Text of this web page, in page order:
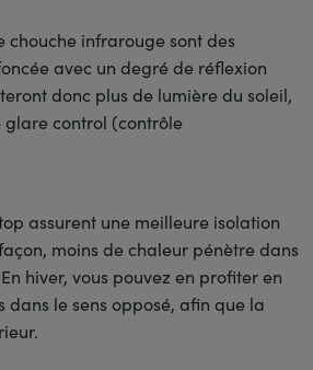
chouche infrarouge sont des
avec un degré de réflexion
donc plus de lumière du soleil,
glare control (contrôle
assurent une meilleure isolation
moins de chaleur pénètre dans
hiver, vous pouvez en profiter en
dans le sens opposé, afin que la